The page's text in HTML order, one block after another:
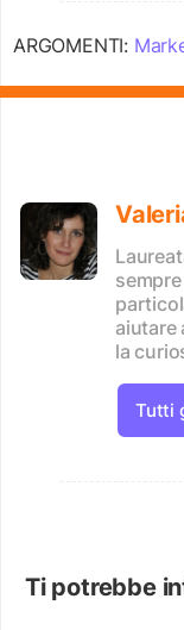
ARGOMENTI:
aiutare
la
Tutti
Ti potrebbe